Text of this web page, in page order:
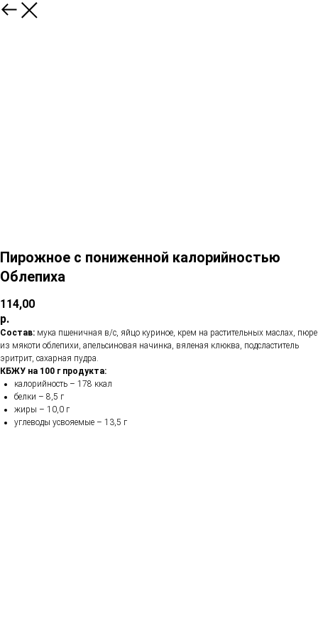
Пирожное с пониженной калорийностью
Облепиха
114,00
р.
Состав: мука пшеничная в/с, яйцо куриное, крем на растительных маслах, пюре
из мякоти облепихи, апельсиновая начинка, вяленая клюква, подсластитель
эритрит, сахарная пудра.
КБЖУ на 100 г продукта:
калорийность – 178 ккал
белки – 8,5 г
жиры – 10,0 г
углеводы усвояемые – 13,5 г